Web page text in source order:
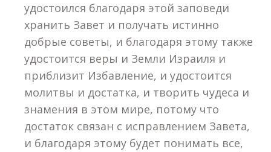
удостоился благодаря этой заповеди
хранить Завет и получать истинно
добрые советы, и благодаря этому также
удостоится веры и Земли Израиля и
приблизит Избавление, и удостоится
молитвы и достатка, и творить чудеса и
знамения в этом мире, потому что
достаток связан с исправлением Завета,
и благодаря этому будет понимать все,